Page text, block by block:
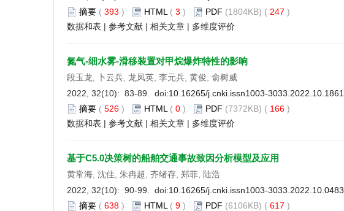
摘要 ( 393 ) HTML ( 3 ) PDF (1804KB) ( 247 )
数据和表 | 参考文献 | 相关文章 | 多维度评价
氮气-细水雾-滑移装置对甲烷爆炸特性的影响
段玉龙, 卜云兵, 龙凤英, 李元兵, 黄俊, 俞树威
2022, 32(10): 83-89. doi:10.16265/j.cnki.issn1003-3033.2022.10.1861
摘要 ( 526 ) HTML ( 0 ) PDF (7372KB) ( 166 )
数据和表 | 参考文献 | 相关文章 | 多维度评价
基于C5.0决策树的船舶交通事故致因分析模型及应用
黄常海, 沈佳, 朱冉超, 齐绪存, 郑菲, 陆浩
2022, 32(10): 90-99. doi:10.16265/j.cnki.issn1003-3033.2022.10.0483
摘要 ( 638 ) HTML ( 9 ) PDF (6106KB) ( 617 )